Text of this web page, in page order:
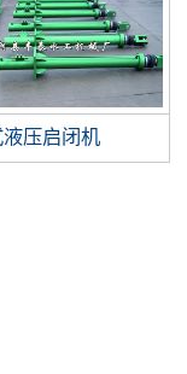
压启闭机